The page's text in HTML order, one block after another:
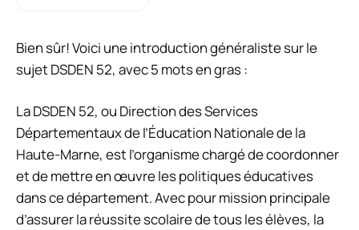
Bien sûr! Voici une introduction généraliste sur le
sujet DSDEN 52, avec 5 mots en gras :
La DSDEN 52, ou Direction des Services
Départementaux de l’Éducation Nationale de la
Haute-Marne, est l’organisme chargé de coordonner
et de mettre en œuvre les politiques éducatives
dans ce département. Avec pour mission principale
d’assurer la réussite scolaire de tous les élèves, la